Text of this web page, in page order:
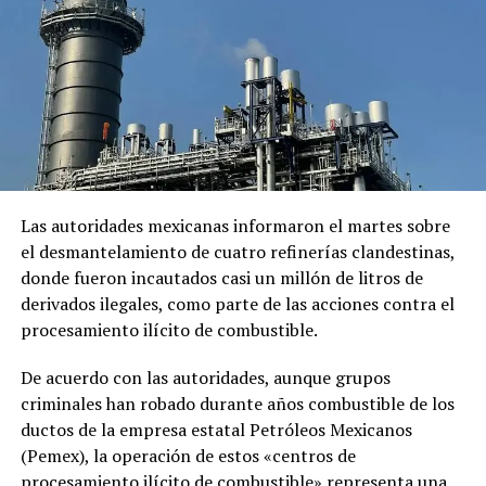
sentencia que el Gobierno mexicano considera ilegal.
El comunicado emitido por las cancillerías no ofreció
mayores detalles sobre el acuerdo para restablecer las
relaciones diplomáticas.
Sheinbaum también indicó que Chávez viajó a México en
un avión militar y calificó la entrega del salvoconducto
como «una acción de buena voluntad» de la presidenta
Keiko Fujimori.
Comparte esto:
Me gusta esto:
Las autoridades mexicanas informaron el martes sobre
el desmantelamiento de cuatro refinerías clandestinas,
donde fueron incautados casi un millón de litros de
derivados ilegales, como parte de las acciones contra el
procesamiento ilícito de combustible.
De acuerdo con las autoridades, aunque grupos
criminales han robado durante años combustible de los
ductos de la empresa estatal Petróleos Mexicanos
(Pemex), la operación de estos «centros de